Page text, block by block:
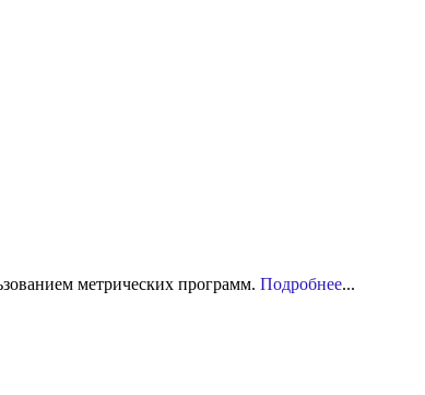
метрических программ. Подробнее...